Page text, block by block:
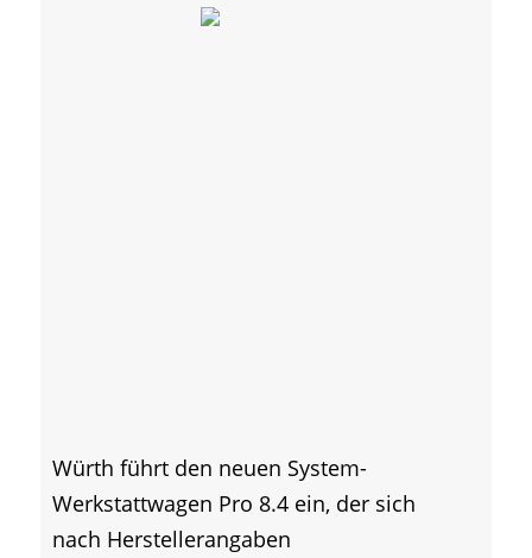
Würth führt den neuen System-
Werkstattwagen Pro 8.4 ein, der sich
nach Herstellerangaben